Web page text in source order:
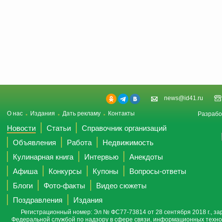
news@id41.ru
О нас Издания Дать рекламу Контакты
Новости Статьи
Справочник организаций
Объявления
Работа
Недвижимость
Кулинарная книга
Интервью
Анекдоты
Афиша
Конкурсы Купоны
Вопросы-ответы
Блоги
Фото-факты
Видео сюжеты
Поздравления
Издания
Регистрационный номер: Эл № ФС77-73814 от 28 сентября 2018 г.,
Федеральной службой по надзору в сфере связи, информационных